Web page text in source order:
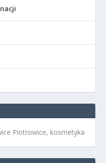
Piotrowice, kosmetyka